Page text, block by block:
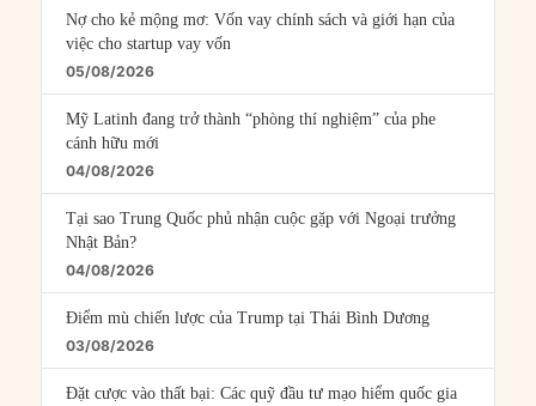
Nợ cho kẻ mộng mơ: Vốn vay chính sách và giới hạn của
việc cho startup vay vốn
05/08/2026
Mỹ Latinh đang trở thành “phòng thí nghiệm” của phe
cánh hữu mới
04/08/2026
Tại sao Trung Quốc phủ nhận cuộc gặp với Ngoại trưởng
Nhật Bản?
04/08/2026
Điểm mù chiến lược của Trump tại Thái Bình Dương
03/08/2026
Đặt cược vào thất bại: Các quỹ đầu tư mạo hiểm quốc gia